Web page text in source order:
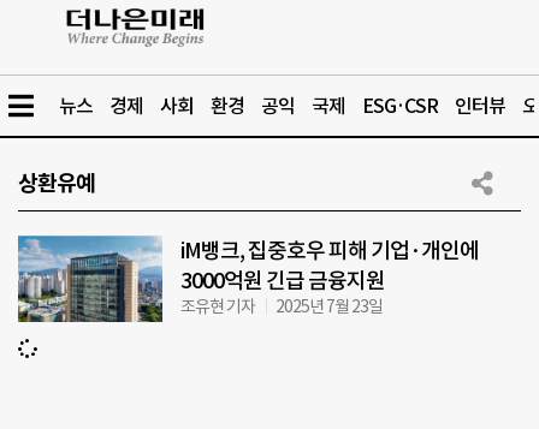
뉴스 경제 사회 환경 공익 국제 ESG·CSR 인터뷰
상환유예
iM뱅크, 집중호우 피해 기업·개인에
3000억원 긴급 금융지원
조유현 기자 2025년 7월 23일